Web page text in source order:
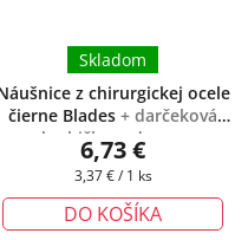
z chirurgickej ocele
čierne Blades + darčeková
krabička zadarmo
Skladom
6,73 €
Jednotková
3,37 € / 1 ks
DO KOŠÍKA